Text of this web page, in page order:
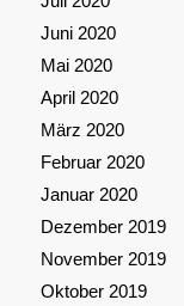
Juni 2020
Mai 2020
April 2020
März 2020
Februar 2020
Januar 2020
Dezember 2019
November 2019
Oktober 2019